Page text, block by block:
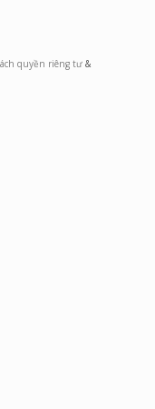
quyền riêng tư &